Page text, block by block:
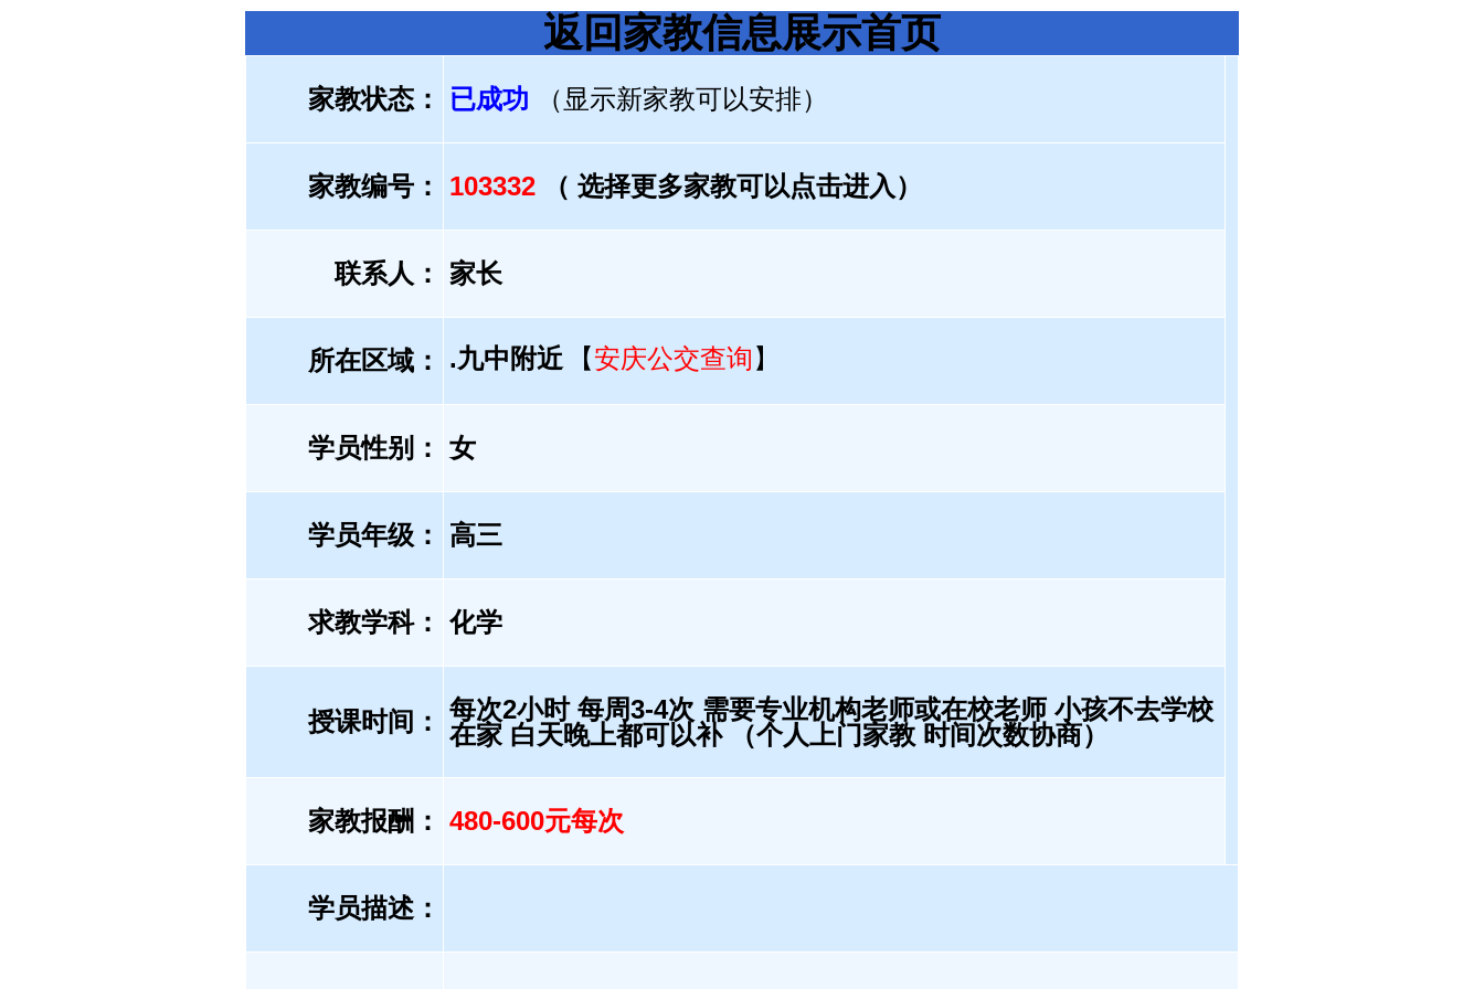
返回家教信息展示首页
家教状态： 已成功 （显示新家教可以安排）
家教编号： 103332 （ 选择更多家教可以点击进入）
联系人： 家长
所在区域： .九中附近 【安庆公交查询 】
学员性别： 女
学员年级： 高三
求教学科： 化学
授课时间：
每次2小时 每周3-4次 需要专业机构老师或在校老师 小孩不去学校
在家 白天晚上都可以补 （个人上门家教 时间次数协商）
家教报酬： 480-600元每次
学员描述：